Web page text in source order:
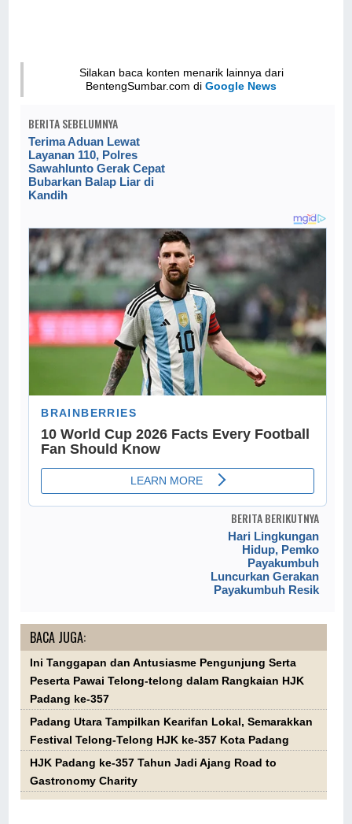
Silakan baca konten menarik lainnya dari
BentengSumbar.com diGoogle News
BERITA SEBELUMNYA
Terima Aduan Lewat
Layanan 110, Polres
Sawahlunto Gerak Cepat
Bubarkan Balap Liar di
Kandih
BERITA BERIKUTNYA
Hari Lingkungan
Hidup, Pemko
Payakumbuh
Luncurkan Gerakan
Payakumbuh Resik
BACA JUGA:
Ini Tanggapan dan Antusiasme Pengunjung Serta
Peserta Pawai Telong-telong dalam Rangkaian HJK
Padang ke-357
Padang Utara Tampilkan Kearifan Lokal, Semarakkan
Festival Telong-Telong HJK ke-357 Kota Padang
HJK Padang ke-357 Tahun Jadi Ajang Road to
Gastronomy Charity